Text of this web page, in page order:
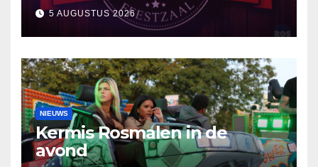
5 AUGUSTUS 2026
NIEUWS
Kermis Rosmalen in de
avond